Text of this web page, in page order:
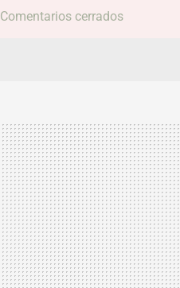
Comentarios cerrados